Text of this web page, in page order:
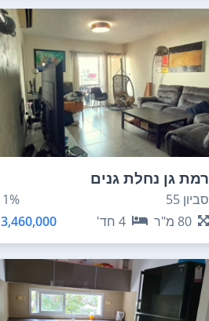
רמת גן נחלת גנים
סביון 55
1%
80 מ"ר 4 חד' 3,460,000 ₪